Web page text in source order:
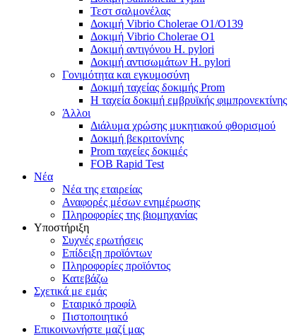
Τεστ σαλμονέλας
Δοκιμή Vibrio Cholerae O1/O139
Δοκιμή Vibrio Cholerae O1
Δοκιμή αντιγόνου H. pylori
Δοκιμή αντισωμάτων H. pylori
Γονιμότητα και εγκυμοσύνη
Δοκιμή ταχείας δοκιμής Prom
Η ταχεία δοκιμή εμβρυϊκής φιμπρονεκτίνης
Άλλοι
Διάλυμα χρώσης μυκητιακού φθορισμού
Δοκιμή βεκριτονίνης
Prom ταχείες δοκιμές
FOB Rapid Test
Νέα
Νέα της εταιρείας
Αναφορές μέσων ενημέρωσης
Πληροφορίες της βιομηχανίας
Υποστήριξη
Συχνές ερωτήσεις
Επίδειξη προϊόντων
Πληροφορίες προϊόντος
Κατεβάζω
Σχετικά με εμάς
Εταιρικό προφίλ
Πιστοποιητικό
Επικοινωνήστε μαζί μας